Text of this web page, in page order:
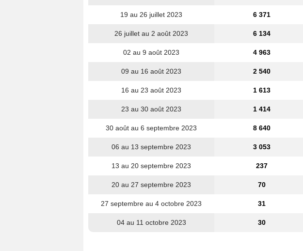
19 au 26 juillet 2023 6 371
26 juillet au 2 août 2023 6 134
02 au 9 août 2023 4 963
09 au 16 août 2023 2 540
16 au 23 août 2023 1 613
23 au 30 août 2023 1 414
30 août au 6 septembre 2023 8 640
06 au 13 septembre 2023 3 053
13 au 20 septembre 2023 237
20 au 27 septembre 2023 70
27 septembre au 4 octobre 2023 31
04 au 11 octobre 2023 30